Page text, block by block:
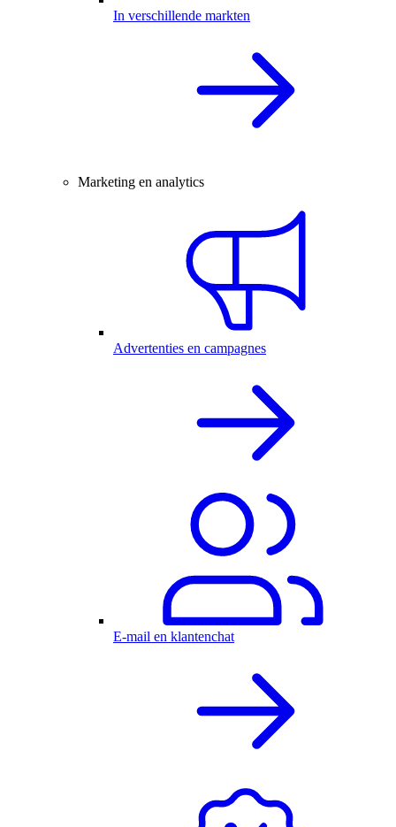
In verschillende markten
Marketing en analytics
Advertenties en campagnes
E-mail en klantenchat